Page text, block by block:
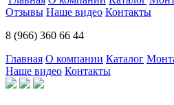
Отзывы Наше видео Контакты
8 (966) 360 66 44
Главная О компании Каталог
Наше видео Контакты